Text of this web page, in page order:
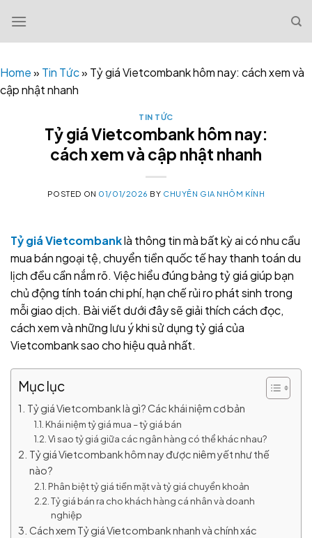
content
Home» Tin Tức» Tỷ giá Vietcombank hôm nay: cách xem và
cập nhật nhanh
TIN TỨC
Tỷ giá Vietcombank hôm nay:
cách xem và cập nhật nhanh
POSTED ON 01/01/2026 BY CHUYÊN GIA NHÔM KÍNH
Tỷ giá Vietcombanklà thông tin mà bất kỳ ai có nhu cầu
mua bán ngoại tệ, chuyển tiền quốc tế hay thanh toán du
lịch đều cần nắm rõ. Việc hiểu đúng bảng tỷ giá giúp bạn
chủ động tính toán chi phí, hạn chế rủi ro phát sinh trong
mỗi giao dịch. Bài viết dưới đây sẽ giải thích cách đọc,
cách xem và những lưu ý khi sử dụng tỷ giá của
Vietcombank sao cho hiệu quả nhất.
Mục lục
Tỷ giá Vietcombank là gì? Các khái niệm cơ bản
Khái niệm tỷ giá mua – tỷ giá bán
Vì sao tỷ giá giữa các ngân hàng có thể khác nhau?
Tỷ giá Vietcombank hôm nay được niêm yết như thế
nào?
Phân biệt tỷ giá tiền mặt và tỷ giá chuyển khoản
Tỷ giá bán ra cho khách hàng cá nhân và doanh
nghiệp
Cách xem Tỷ giá Vietcombank nhanh và chính xác